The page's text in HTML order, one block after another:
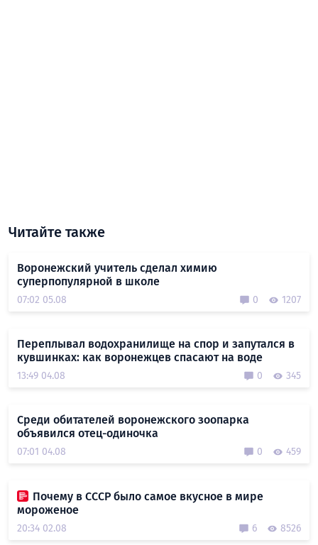
Читайте также
Воронежский учитель сделал химию
суперпопулярной в школе
07:02 05.08 0 1207
Переплывал водохранилище на спор и запутался в
кувшинках: как воронежцев спасают на воде
13:49 04.08 0 345
Среди обитателей воронежского зоопарка
объявился отец-одиночка
07:01 04.08 0 459
Почему в СССР было самое вкусное в мире
мороженое
20:34 02.08 6 8526